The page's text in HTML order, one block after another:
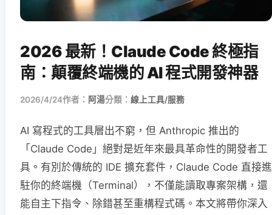
2026 最新！Claude Code 終極指
南：顛覆終端機的 AI 程式開發神器
2026/4/24作者： 阿湯分類： 線上工具/服務
AI 寫程式的工具層出不窮，但 Anthropic 推出的
「Claude Code」絕對是近年來最具革命性的開發者工
具。有別於傳統的 IDE 擴充套件，Claude Code 直接進
駐你的終端機（Terminal），不僅能讀取專案架構，還
能自主下指令、除錯甚至重構程式碼。本文將帶你深入